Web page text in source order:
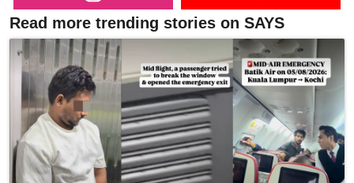
Read more trending stories on SAYS